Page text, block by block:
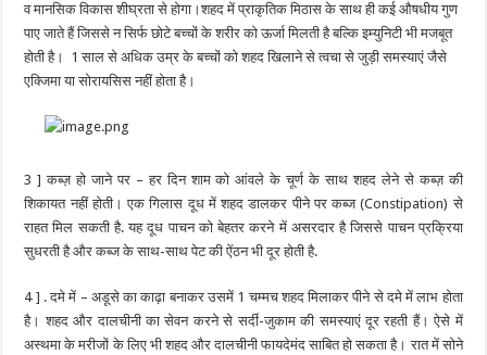
व मानसिक विकास शीघ्रता से होगा।शहद में प्राकृतिक मिठास के साथ ही कई औषधीय गुण
पाए जाते हैं जिससे न सिर्फ छोटे बच्चों के शरीर को ऊर्जा मिलती है बल्कि इम्युनिटी भी मजबूत
होती है। 1 साल से अधिक उम्र के बच्चों को शहद खिलाने से त्वचा से जुड़ी समस्याएं जैसे
एक्जिमा या सोरायसिस नहीं होता है।
3 ] कब्ज़ हो जाने पर – हर दिन शाम को आंवले के चूर्ण के साथ शहद लेने से कब्ज़ की
शिकायत नहीं होती। एक गिलास दूध में शहद डालकर पीने पर कब्ज (Constipation) से
राहत मिल सकती है. यह दूध पाचन को बेहतर करने में असरदार है जिससे पाचन प्रक्रिया
सुधरती है और कब्ज के साथ-साथ पेट की ऐंठन भी दूर होती है.
4 ] . दमे में – अडूसे का काढ़ा बनाकर उसमें 1 चम्मच शहद मिलाकर पीने से दमे में लाभ होता
है। शहद और दालचीनी का सेवन करने से सर्दी-जुकाम की समस्याएं दूर रहती हैं। ऐसे में
अस्थमा के मरीजों के लिए भी शहद और दालचीनी फायदेमंद साबित हो सकता है। रात में सोने